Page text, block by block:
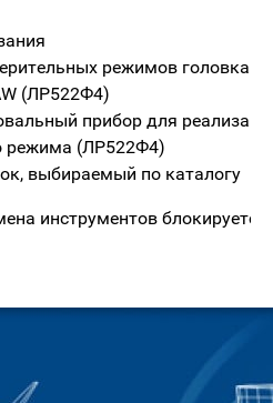
режимов
(ЛР522Ф4)
прибор для
режима (ЛР522Ф4)
выбираемый по каталогу
инструментов